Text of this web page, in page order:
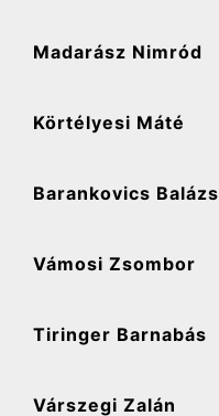
Madarász Nimród
Körtélyesi Máté
Barankovics Balázs
Vámosi Zsombor
Tiringer Barnabás
Várszegi Zalán